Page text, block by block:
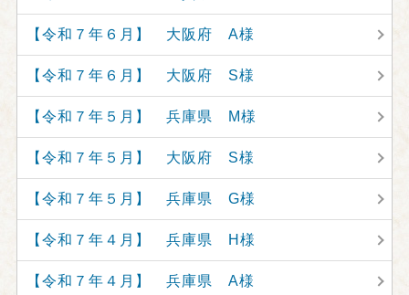
【令和７年６月】 大阪府 A様
【令和７年６月】 大阪府 S様
【令和７年５月】 兵庫県 M様
【令和７年５月】 大阪府 S様
【令和７年５月】 兵庫県 G様
【令和７年４月】 兵庫県 H様
【令和７年４月】 兵庫県 A様